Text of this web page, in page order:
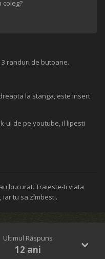
coleg?
randuri de butoane.
la stanga, este insert
ul de pe youtube, il lipesti
bucurat. Traieste-ti viata
iar tu sa zîmbesti.
Ultimul Răspuns
12 ani